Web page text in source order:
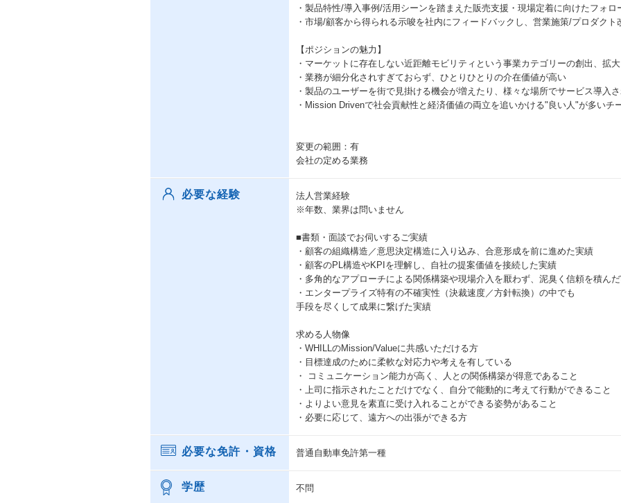
・製品特性/導入事例/活用シーンを踏まえた販売支援・現場定着に向けたフォロ
・市場/顧客から得られる示唆を社内にフィードバックし、営業施策/プロダク
【ポジションの魅力】
・マーケットに存在しない近距離モビリティという事業カテゴリーの創出、拡
・業務が細分化されすぎておらず、ひとりひとりの介在価値が高い
・製品のユーザーを街で見掛ける機会が増えたり、様々な場所でサービス導入
・Mission Drivenで社会貢献性と経済価値の両立を追いかける"良い人"が多いチ
変更の範囲：有
会社の定める業務
必要な経験
法人営業経験
※年数、業界は問いません
■書類・面談でお伺いするご実績
・顧客の組織構造／意思決定構造に入り込み、合意形成を前に進めた実績
・顧客のPL構造やKPIを理解し、自社の提案価値を接続した実績
・多角的なアプローチによる関係構築や現場介入を厭わず、泥臭く信頼を積ん
・エンタープライズ特有の不確実性（決裁速度／方針転換）の中でも
手段を尽くして成果に繋げた実績
求める人物像
・WHILLのMission/Valueに共感いただける方
・目標達成のために柔軟な対応力や考えを有している
・ コミュニケーション能力が高く、人との関係構築が得意であること
・上司に指示されたことだけでなく、自分で能動的に考えて行動ができること
・よりよい意見を素直に受け入れることができる姿勢があること
・必要に応じて、遠方への出張ができる方
必要な免許・資格 普通自動車免許第一種
学歴 不問